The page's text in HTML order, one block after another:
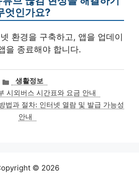
엇인가요?
환경을 구축하고, 앱을 업데이
을 종료해야 합니다.
카
테
고
리
생활정보
시외버스 시간표와 요금 안내
법과 절차: 인터넷 열람 및 발급 가능성
안내
© 2026